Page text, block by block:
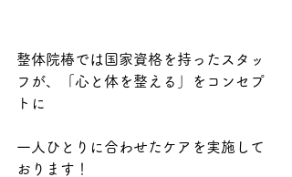
整体院椿では国家資格を持ったスタッ
フが、「心と体を整える」をコンセプ
トに
一人ひとりに合わせたケアを実施して
おります！